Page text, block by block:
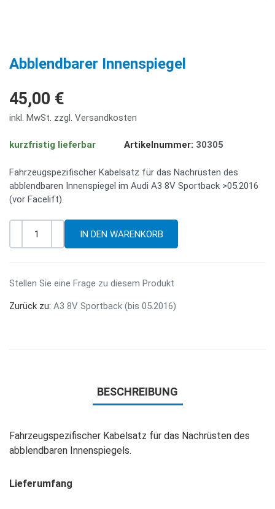
Abblendbarer Innenspiegel
45,00 €
inkl. MwSt. zzgl. Versandkosten
kurzfristig lieferbar Artikelnummer: 30305
Fahrzeugspezifischer Kabelsatz für das Nachrüsten des
abblendbaren Innenspiegel im Audi A3 8V Sportback >05.2016
(vor Facelift).
Stellen Sie eine Frage zu diesem Produkt
Zurück zu: A3 8V Sportback (bis 05.2016)
BESCHREIBUNG
Fahrzeugspezifischer Kabelsatz für das Nachrüsten des
abblendbaren Innenspiegels.
Lieferumfang